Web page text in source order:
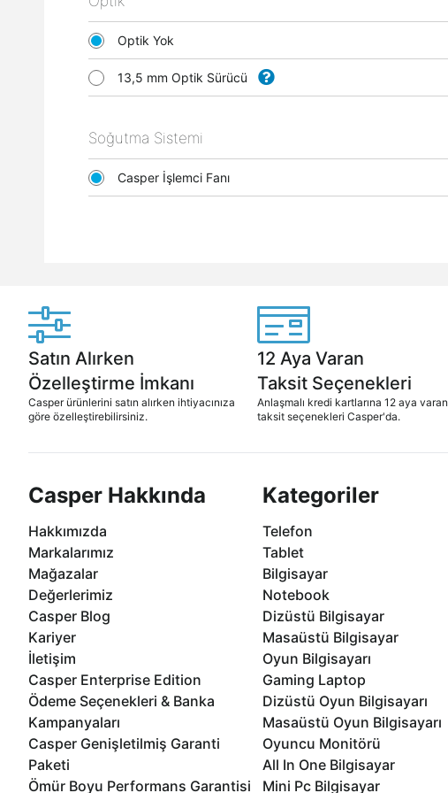
Optik Yok
13,5 mm Optik Sürücü
Soğutma Sistemi
Casper İşlemci Fanı
Satın Alırken
Özelleştirme İmkanı
Casper ürünlerini satın alırken ihtiyacınıza
göre özelleştirebilirsiniz.
12 Aya Varan
Taksit Seçenekleri
Anlaşmalı kredi kartlarına 12 aya varan
taksit seçenekleri Casper'da.
Casper Hakkında
Hakkımızda
Markalarımız
Mağazalar
Değerlerimiz
Casper Blog
Kariyer
İletişim
Casper Enterprise Edition
Ödeme Seçenekleri & Banka
Kampanyaları
Casper Genişletilmiş Garanti
Paketi
Ömür Boyu Performans Garantisi
Kategoriler
Telefon
Tablet
Bilgisayar
Notebook
Dizüstü Bilgisayar
Masaüstü Bilgisayar
Oyun Bilgisayarı
Gaming Laptop
Dizüstü Oyun Bilgisayarı
Masaüstü Oyun Bilgisayarı
Oyuncu Monitörü
All In One Bilgisayar
Mini Pc Bilgisayar